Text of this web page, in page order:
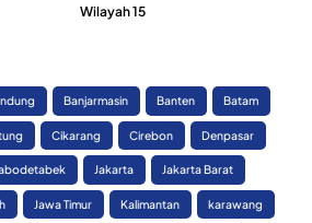
Wilayah 15
Banjarmasin Banten Batam
Cikarang Cirebon Denpasar
Jakarta Jakarta Barat
Jawa Timur Kalimantan karawang